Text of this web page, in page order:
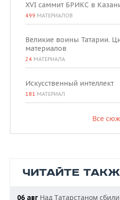
XVI саммит БРИКС в
499 МАТЕРИАЛОВ
Великие воины Татарии.
материалов
24 МАТЕРИАЛА
Искусственный интеллект
181 МАТЕРИАЛ
Все
ЧИТАЙТЕ
06 авг Над Татарстаном